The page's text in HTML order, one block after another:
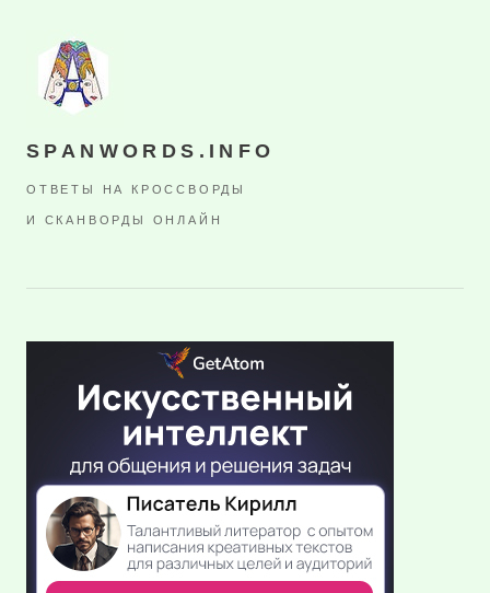
SPANWORDS.INFO
ОТВЕТЫ НА КРОССВОРДЫ
И СКАНВОРДЫ ОНЛАЙН